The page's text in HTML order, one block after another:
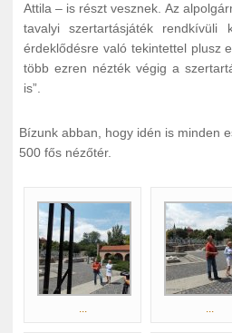
Attila – is részt vesznek. Az
tavalyi szertartásjáték rendkívüli
érdeklődésre való tekintettel plusz
több ezren nézték végig a
is”.
Bízunk abban, hogy idén is minden
500 fős nézőtér.
... ...